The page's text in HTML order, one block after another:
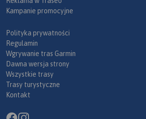
Kampanie promocyjne
Polityka prywatności
Regulamin
Wgrywanie tras Garmin
Dawna wersja strony
Wszystkie trasy
Trasy turystyczne
Kontakt